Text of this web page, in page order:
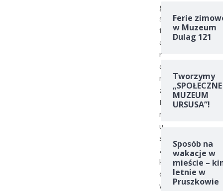
g
s
t
e
r
e
m
z
P
r
u
s
z
k
o
w
Ferie
w Muzeum
Dulag 121
Tworzymy
„SPOŁECZNE
MUZEUM
URSUSA”!
Sposób na
wakacje w
mieście –
letnie w
Pruszkowie